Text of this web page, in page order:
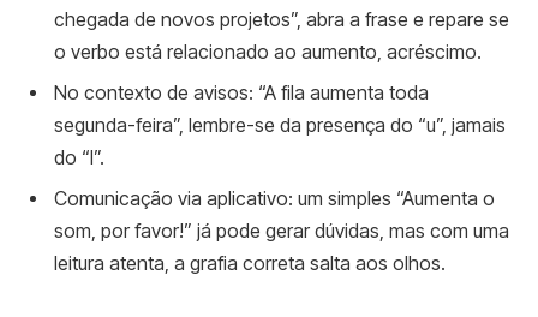
chegada de novos projetos”, abra a frase e repare se
o verbo está relacionado ao aumento, acréscimo.
No contexto de avisos: “A fila aumenta toda
segunda-feira”, lembre-se da presença do “u”, jamais
do “l”.
Comunicação via aplicativo: um simples “Aumenta o
som, por favor!” já pode gerar dúvidas, mas com uma
leitura atenta, a grafia correta salta aos olhos.